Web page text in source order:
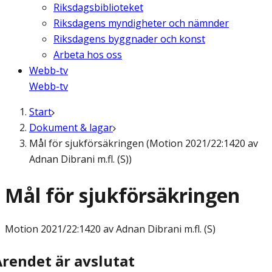
Riksdagsbiblioteket
Riksdagens myndigheter och nämnder
Riksdagens byggnader och konst
Arbeta hos oss
Webb-tv
Webb-tv
Start
Dokument & lagar
Mål för sjukförsäkringen (Motion 2021/22:1420 av
Adnan Dibrani m.fl. (S))
Mål för sjukförsäkringen
Motion 2021/22:1420 av Adnan Dibrani m.fl. (S)
är avslutat